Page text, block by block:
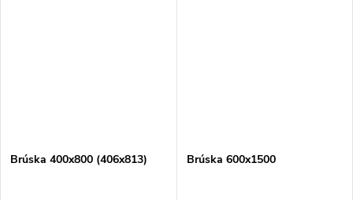
Brúska 400x800 (406x813) Brúska 600x1500